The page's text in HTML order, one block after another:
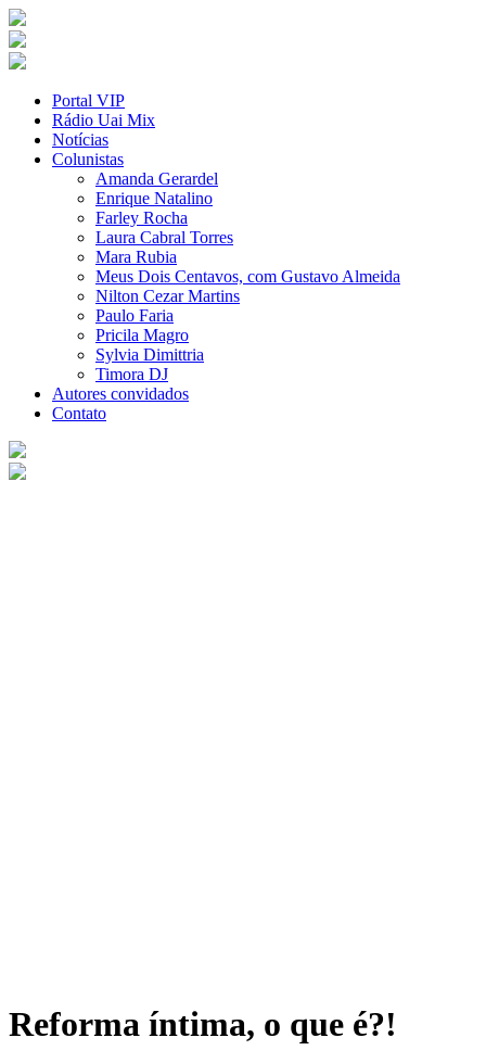
Portal VIP
Rádio Uai Mix
Notícias
Colunistas
Amanda Gerardel
Enrique Natalino
Farley Rocha
Laura Cabral Torres
Mara Rubia
Meus Dois Centavos, com Gustavo Almeida
Nilton Cezar Martins
Paulo Faria
Pricila Magro
Sylvia Dimittria
Timora DJ
Autores convidados
Contato
Reforma íntima, o que é?!